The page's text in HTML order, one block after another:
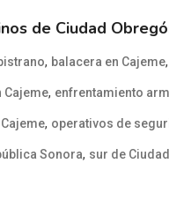
de Ciudad
, balacera en Cajeme,
Cajeme, enfrentamiento
, operativos de
Sonora, sur de